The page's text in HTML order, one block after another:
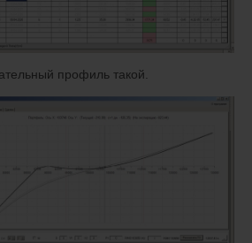
профиль такой.